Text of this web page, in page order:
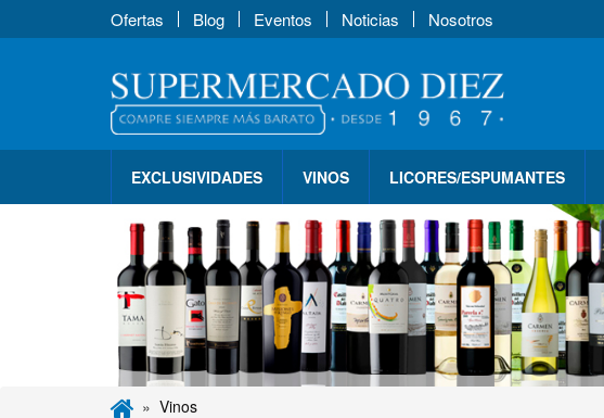
Ofertas Blog Eventos Noticias Nosotros
EXCLUSIVIDADES VINOS LICORES/ESPUMANTES
Vinos